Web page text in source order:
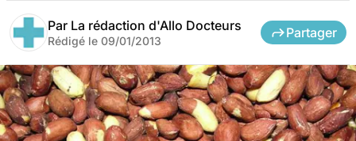
Par La rédaction d'Allo Docteurs
Rédigé le 09/01/2013
Partager